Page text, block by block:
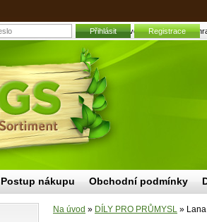
Lana, lanové svorky, karabiny |
Přihlásit Registrace
Na úvod » DÍLY PRO PRŮMYSL »
Postup nákupu Obchodní podmínky